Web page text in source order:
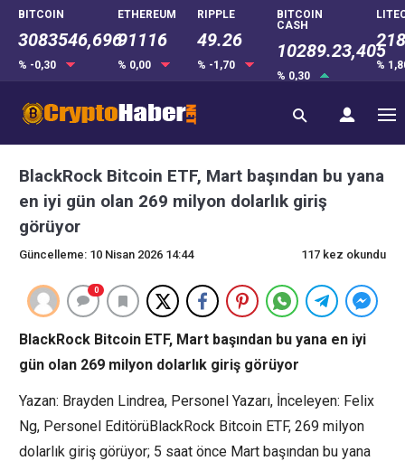
BITCOIN
3083546,696
% -0,30
ETHEREUM
91116
% 0,00
RIPPLE
49.26
% -1,70
BITCOIN
CASH
10289.23,405
% 0,30
%
BlackRock Bitcoin ETF, Mart başından bu yana
en iyi gün olan 269 milyon dolarlık giriş
görüyor
Güncelleme: 10 Nisan 2026 14:44 117 kez okundu
0
BlackRock Bitcoin ETF, Mart başından bu yana en iyi
gün olan 269 milyon dolarlık giriş görüyor
Yazan: Brayden Lindrea, Personel Yazarı, İnceleyen: Felix
Ng, Personel EditörüBlackRock Bitcoin ETF, 269 milyon
dolarlık giriş görüyor; 5 saat önce Mart başından bu yana